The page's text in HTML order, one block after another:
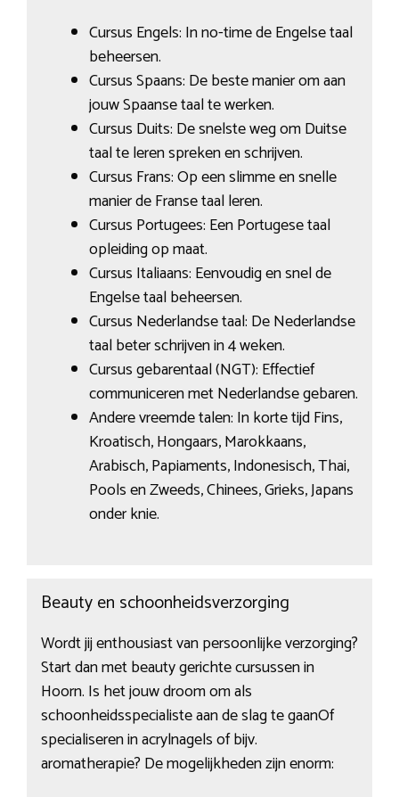
Cursus Engels: In no-time de Engelse taal
beheersen.
Cursus Spaans: De beste manier om aan
jouw Spaanse taal te werken.
Cursus Duits: De snelste weg om Duitse
taal te leren spreken en schrijven.
Cursus Frans: Op een slimme en snelle
manier de Franse taal leren.
Cursus Portugees: Een Portugese taal
opleiding op maat.
Cursus Italiaans: Eenvoudig en snel de
Engelse taal beheersen.
Cursus Nederlandse taal: De Nederlandse
taal beter schrijven in 4 weken.
Cursus gebarentaal (NGT): Effectief
communiceren met Nederlandse gebaren.
Andere vreemde talen: In korte tijd Fins,
Kroatisch, Hongaars, Marokkaans,
Arabisch, Papiaments, Indonesisch, Thai,
Pools en Zweeds, Chinees, Grieks, Japans
onder knie.
Beauty en schoonheidsverzorging
Wordt jij enthousiast van persoonlijke verzorging?
Start dan met beauty gerichte cursussen in
Hoorn. Is het jouw droom om als
schoonheidsspecialiste aan de slag te gaanOf
specialiseren in acrylnagels of bijv.
aromatherapie? De mogelijkheden zijn enorm: